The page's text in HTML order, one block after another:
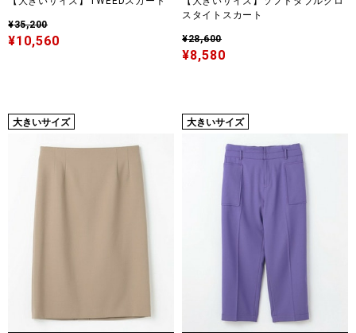
¥35,200
¥10,560
スタイトスカート
¥28,600
¥8,580
大きいサイズ 大きいサイズ